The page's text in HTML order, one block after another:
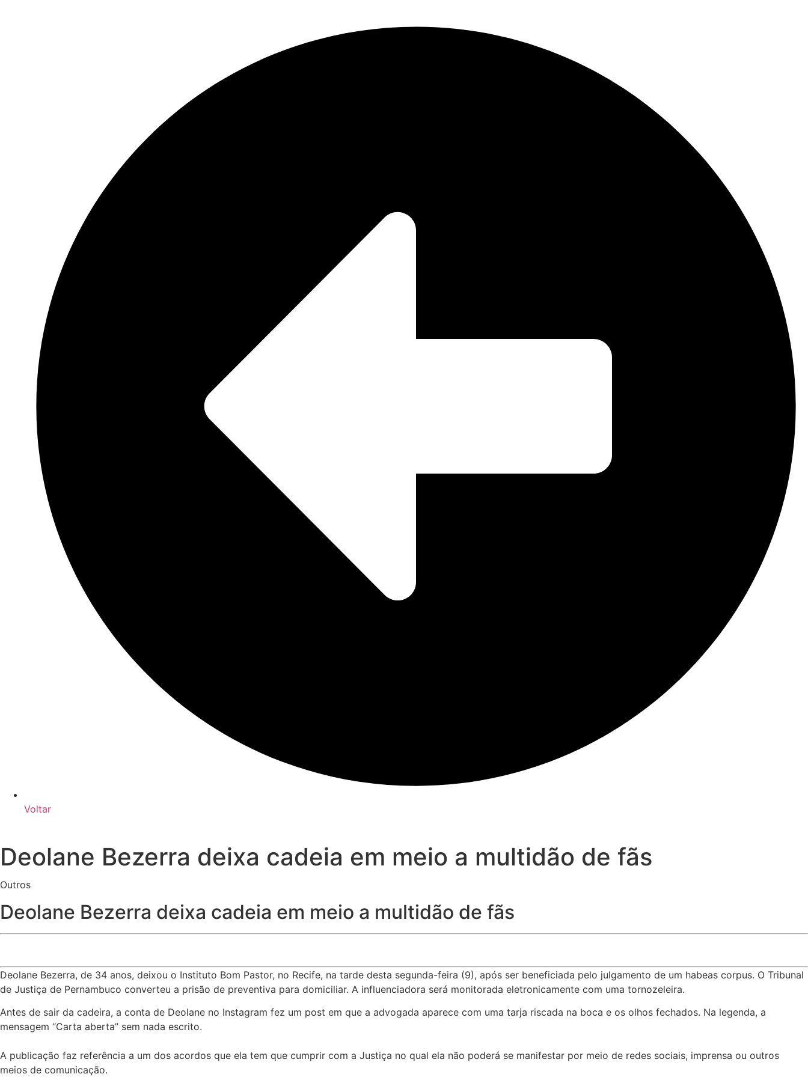
Voltar
Deolane Bezerra deixa cadeia em meio a multidão de fãs
Outros
Deolane Bezerra deixa cadeia em meio a multidão de fãs
Deolane Bezerra, de 34 anos, deixou o Instituto Bom Pastor, no Recife, na tarde desta segunda-feira (9), após ser beneficiada pelo julgamento de um habeas corpus. O Tribunal
de Justiça de Pernambuco converteu a prisão de preventiva para domiciliar. A influenciadora será monitorada eletronicamente com uma tornozeleira.
Antes de sair da cadeira, a conta de Deolane no Instagram fez um post em que a advogada aparece com uma tarja riscada na boca e os olhos fechados. Na legenda, a
mensagem “Carta aberta” sem nada escrito.
A publicação faz referência a um dos acordos que ela tem que cumprir com a Justiça no qual ela não poderá se manifestar por meio de redes sociais, imprensa ou outros
meios de comunicação.